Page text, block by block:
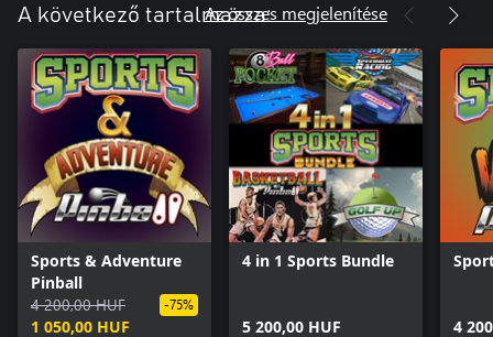
A következő tartalmazza:Az összes megjelenítése
Sports & Adventure
Pinball
4 200,00 HUF
1 050,00 HUF
-75%
4 in 1 Sports Bundle
5 200,00 HUF 4